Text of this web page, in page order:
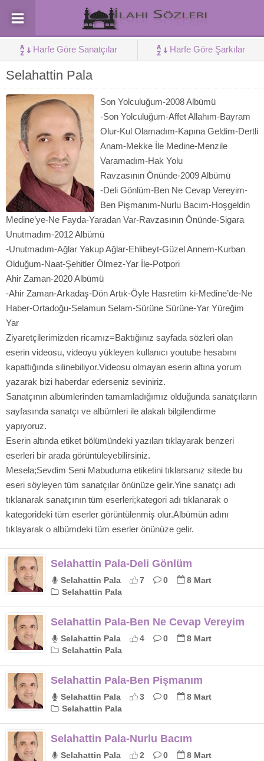
Harfe Göre Sanatçılar Harfe Göre Şarkılar
Selahattin Pala
Son Yolculuğum-2008 Albümü
-Son Yolculuğum-Affet Allahım-Bayram
Olur-Kul Olamadım-Kapına Geldim-Dertli
Anam-Mekke İle Medine-Menzile
Varamadım-Hak Yolu
Ravzasının Önünde-2009 Albümü
-Deli Gönlüm-Ben Ne Cevap Vereyim-
Ben Pişmanım-Nurlu Bacım-Hoşgeldin
Medine’ye-Ne Fayda-Yaradan Var-Ravzasının Önünde-Sigara
Unutmadım-2012 Albümü
-Unutmadım-Ağlar Yakup Ağlar-Ehlibeyt-Güzel Annem-Kurban
Olduğum-Naat-Şehitler Ölmez-Yar İle-Potpori
Ahir Zaman-2020 Albümü
-Ahir Zaman-Arkadaş-Dön Artık-Öyle Hasretim ki-Medine’de-Ne
Haber-Ortadoğu-Selamun Selam-Sürüne Sürüne-Yar Yüreğim
Yar
Ziyaretçilerimizden ricamız=Baktığınız sayfada sözleri olan
eserin videosu, videoyu yükleyen kullanıcı youtube hesabını
kapattığında silinebiliyor.Videosu olmayan eserin altına yorum
yazarak bizi haberdar ederseniz seviniriz.
Sanatçının albümlerinden tamamladığımız olduğunda sanatçıların
sayfasında sanatçı ve albümleri ile alakalı bilgilendirme
yapıyoruz.
Eserin altında etiket bölümündeki yazıları tıklayarak benzeri
eserleri bir arada görüntüleyebilirsiniz.
Mesela;Sevdim Seni Mabuduma etiketini tıklarsanız sitede bu
eseri söyleyen tüm sanatçılar önünüze gelir.Yine sanatçı adı
tıklanarak sanatçının tüm eserleri;kategori adı tıklanarak o
kategorideki tüm eserler görüntülenmiş olur.Albümün adını
tıklayarak o albümdeki tüm eserler önünüze gelir.
Selahattin Pala-Deli Gönlüm
Selahattin Pala 7 0
8 Mart
Selahattin Pala
Selahattin Pala-Ben Ne Cevap Vereyim
Selahattin Pala 4 0
8 Mart
Selahattin Pala
Selahattin Pala-Ben Pişmanım
Selahattin Pala 3 0
8 Mart
Selahattin Pala
Selahattin Pala-Nurlu Bacım
Selahattin Pala 2 0
8 Mart